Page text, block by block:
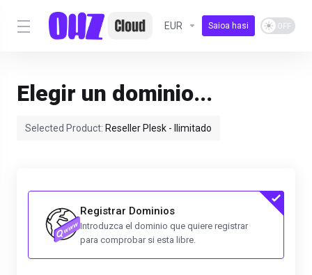
EUR Saioa hasi
Elegir un dominio...
Selected Product: Reseller Plesk - Ilimitado
Registrar Dominios
Introduzca el dominio que quiere registrar
para comprobar si esta libre.